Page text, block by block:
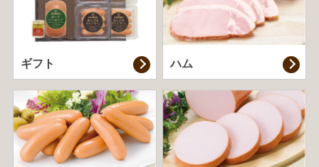
ギフト ハム